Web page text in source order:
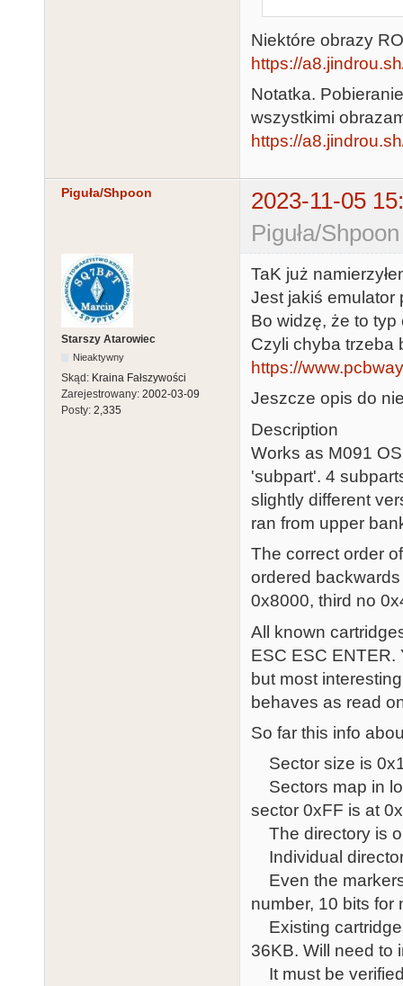
Niektóre obrazy
https://
Notatka.
wszystkimi
https://
Piguła/Shpoon
2023-11-05
Piguła/
Starszy Atarowiec
Nieaktywny
Skąd: Kraina Fałszywości
Zarejestrowany: 2002-03-09
Posty: 2,335
TaK już
Jest jakiś emulator
Bo widzę, że to typ
Czyli chyba trzeba
https://
Jeszcze opis do
Description
Works as M091
'subpart'. 4
slightly different
ran from upper
The correct order
ordered
0x8000, third no
All known
ESC ESC ENTER.
but most
behaves as read
So far this info
Sector size is
Sectors map in
sector 0xFF is at
The directory is
Individual
Even the
number, 10 bits for
Existing
36KB. Will need to
It must be